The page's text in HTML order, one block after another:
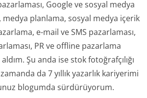
Google ve sosyal medya
planlama, sosyal medya içerik
e-mail ve SMS pazarlaması,
PR ve offline pazarlama
Şu anda ise stok fotoğrafçılığı
da 7 yıllık yazarlık kariyerimi
blogumda sürdürüyorum.